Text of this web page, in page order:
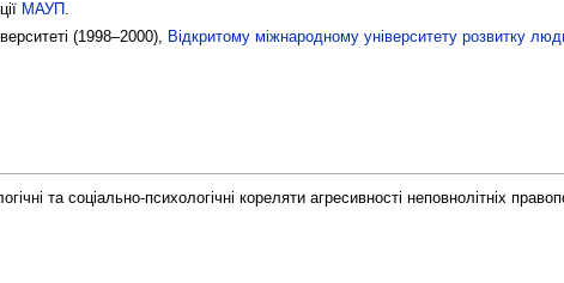
МАУП .
(1998–2000), Відкритому міжнародному університету розвитку
та соціально-психологічні кореляти агресивності неповнолітніх